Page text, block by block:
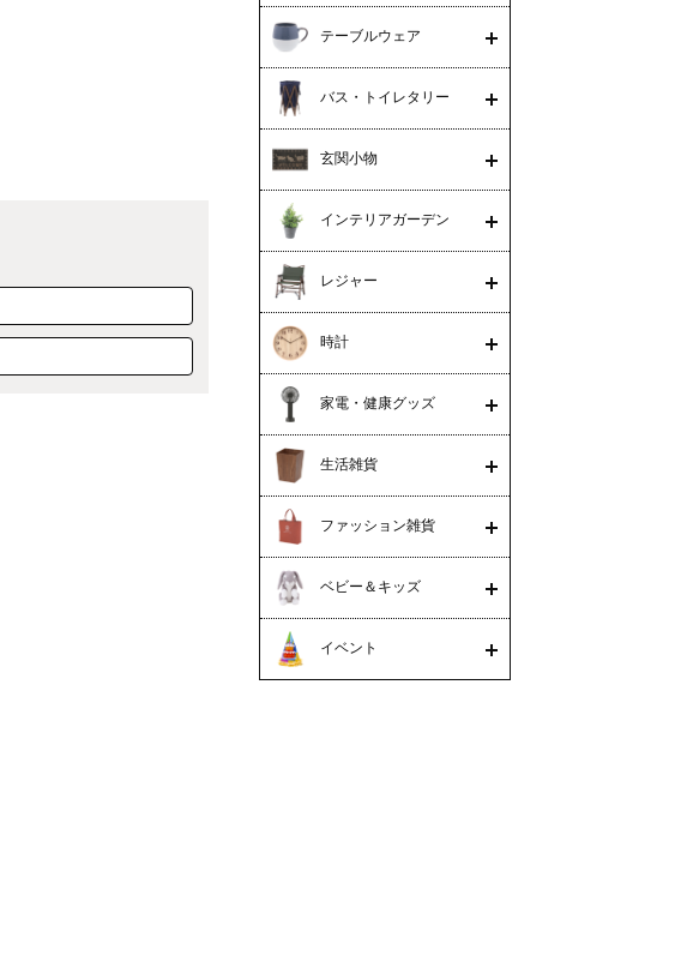
テーブルウェア
バス・トイレタリー
玄関小物
インテリアガーデン
レジャー
時計
家電・健康グッズ
生活雑貨
ファッション雑貨
ベビー＆キッズ
イベント